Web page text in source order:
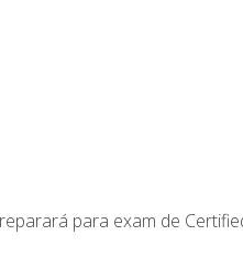
para exam de